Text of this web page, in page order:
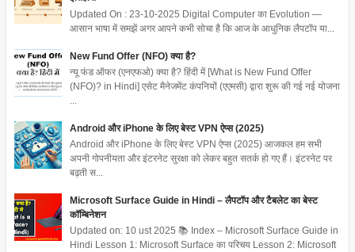
Updated On : 23-10-2025 Digital Computer का Evolution —
आसान भाषा में समझें अगर आपने कभी सोचा है कि आज के आधुनिक लैपटॉप या...
New Fund Offer (NFO) क्या है?
न्यू फंड ऑफर (एनएफओ) क्या है? हिंदी में [What is New Fund Offer
(NFO)? in Hindi] एसेट मैनेजमेंट कंपनियों (एएमसी) द्वारा शुरू की गई नई योजना
...
Android और iPhone के लिए बेस्ट VPN ऐप्स (2025)
Android और iPhone के लिए बेस्ट VPN ऐप्स (2025) आजकल हम सभी
अपनी गोपनीयता और इंटरनेट सुरक्षा को लेकर बहुत सतर्क हो गए हैं। इंटरनेट पर
बढ़ती स...
Microsoft Surface Guide in Hindi – लैपटॉप और टैबलेट का बेस्ट
कॉम्बिनेशन
Updated on: 10 ust 2025 📚 Index – Microsoft Surface Guide in
Hindi Lesson 1: Microsoft Surface का परिचय Lesson 2: Microsoft